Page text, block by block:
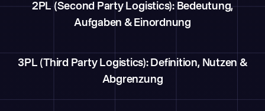
2PL (Second Party Logistics): Bedeutung,
Aufgaben & Einordnung
3PL (Third Party Logistics): Definition, Nutzen &
Abgrenzung